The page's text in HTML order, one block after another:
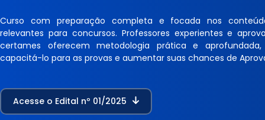
Curso com preparação completa e focada nos
relevantes para concursos. Professores experientes e
certames oferecem metodologia prática e aprofundada,
capacitá-lo para as provas e aumentar suas chances de
Acesse o Edital nº 01/2025